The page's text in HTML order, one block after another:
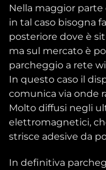
Nella maggior parte
in tal caso bisogna
posteriore dove è
ma sul mercato è
parcheggio a rete
In questo caso il
comunica via onde
Molto diffusi negli
elettromagnetici,
strisce adesive da
In definitiva